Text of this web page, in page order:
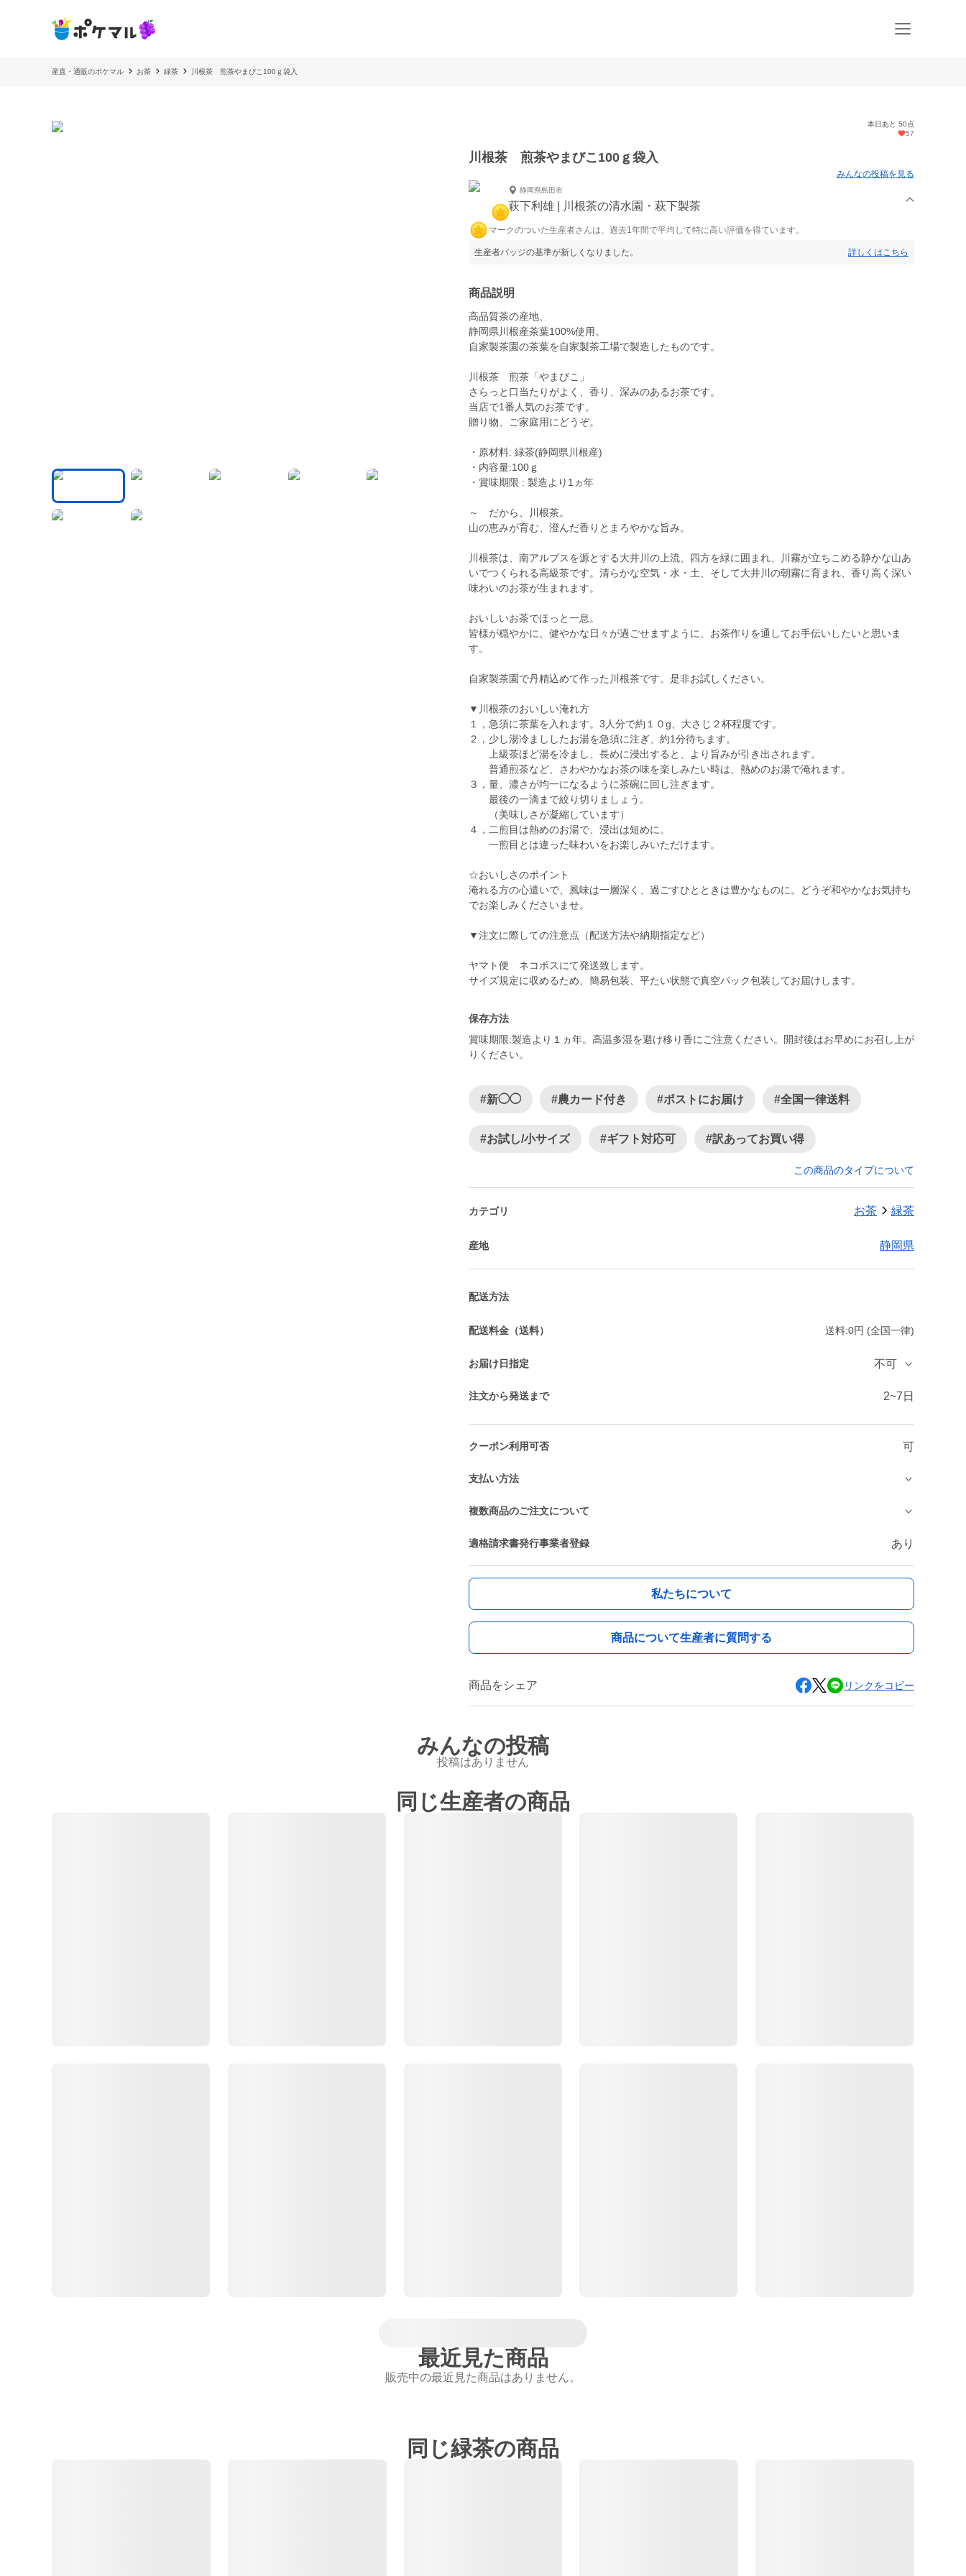
産直・通販のポケマル お茶 緑茶 川根茶 煎茶やまびこ100ｇ袋入
本日あと 50点
57
川根茶 煎茶やまびこ100ｇ袋入
みんなの投稿を見る
静岡県島田市
萩下利雄 | 川根茶の清水園・萩下製茶
マークのついた生産者さんは、過去1年間で平均して特に高い評価を得ています。
生産者バッジの基準が新しくなりました。 詳しくはこちら
商品説明
高品質茶の産地、
静岡県川根産茶葉100%使用。
自家製茶園の茶葉を自家製茶工場で製造したものです。
川根茶 煎茶「やまびこ」
さらっと口当たりがよく、香り、深みのあるお茶です。
当店で1番人気のお茶です。
贈り物、ご家庭用にどうぞ。
・原材料: 緑茶(静岡県川根産)
・内容量:100ｇ
・賞味期限 : 製造より1ヵ年
～ だから、川根茶。
山の恵みが育む、澄んだ香りとまろやかな旨み。
川根茶は、南アルプスを源とする大井川の上流、四方を緑に囲まれ、川霧が立ちこめる静かな山あ
いでつくられる高級茶です。清らかな空気・水・土、そして大井川の朝霧に育まれ、香り高く深い
味わいのお茶が生まれます。
おいしいお茶でほっと一息。
皆様が穏やかに、健やかな日々が過ごせますように、お茶作りを通してお手伝いしたいと思いま
す。
自家製茶園で丹精込めて作った川根茶です。是非お試しください。
▼川根茶のおいしい淹れ方
１，急須に茶葉を入れます。3人分で約１０g、大さじ２杯程度です。
２，少し湯冷まししたお湯を急須に注ぎ、約1分待ちます。
上級茶ほど湯を冷まし、長めに浸出すると、より旨みが引き出されます。
普通煎茶など、さわやかなお茶の味を楽しみたい時は、熱めのお湯で淹れます。
３，量、濃さが均一になるように茶碗に回し注ぎます。
最後の一滴まで絞り切りましょう。
（美味しさが凝縮しています）
４，二煎目は熱めのお湯で、浸出は短めに。
一煎目とは違った味わいをお楽しみいただけます。
☆おいしさのポイント
淹れる方の心遣いで、風味は一層深く、過ごすひとときは豊かなものに。どうぞ和やかなお気持ち
でお楽しみくださいませ。
▼注文に際しての注意点（配送方法や納期指定など）
ヤマト便 ネコポスにて発送致します。
サイズ規定に収めるため、簡易包装、平たい状態で真空パック包装してお届けします。
保存方法
賞味期限:製造より１ヵ年。高温多湿を避け移り香にご注意ください。開封後はお早めにお召し上が
りください。
#新◯◯ #農カード付き #ポストにお届け #全国一律送料
#お試し/小サイズ #ギフト対応可 #訳あってお買い得
この商品のタイプについて
カテゴリ お茶 緑茶
産地 静岡県
配送方法
配送料金（送料） 送料:0円 (全国一律)
お届け日指定 不可
注文から発送まで 2~7日
クーポン利用可否 可
支払い方法
複数商品のご注文について
適格請求書発行事業者登録 あり
私たちについて
商品について生産者に質問する
商品をシェア リンクをコピー
みんなの投稿
投稿はありません
同じ生産者の商品
最近見た商品
販売中の最近見た商品はありません。
同じ緑茶の商品